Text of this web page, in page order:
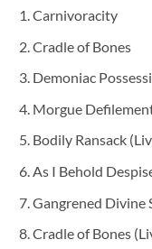
Carnivoracity
Cradle of Bones
Demoniac
Morgue
Bodily Ransack
As I Behold
Gangrened Divine
Cradle of Bones